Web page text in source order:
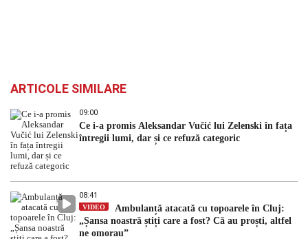
ARTICOLE SIMILARE
09:00
Ce i-a promis Aleksandar Vučić lui Zelenski în fața
întregii lumi, dar și ce refuză categoric
08:41
VIDEO
Ambulanță atacată cu topoarele în Cluj:
„Șansa noastră știți care a fost? Că au proști, altfel
ne omorau”